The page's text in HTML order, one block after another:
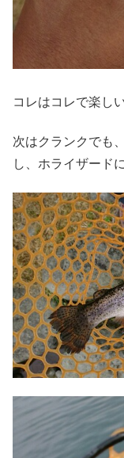
コレはコレで楽し
次はクランクでも
し、ホライザード